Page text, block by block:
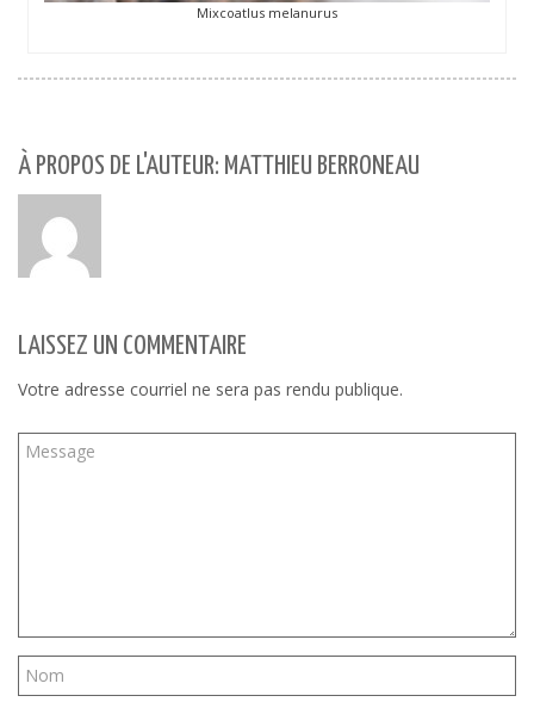
Mixcoatlus melanurus
À PROPOS DE L'AUTEUR: MATTHIEU BERRONEAU
LAISSEZ UN COMMENTAIRE
Votre adresse courriel ne sera pas rendu publique.